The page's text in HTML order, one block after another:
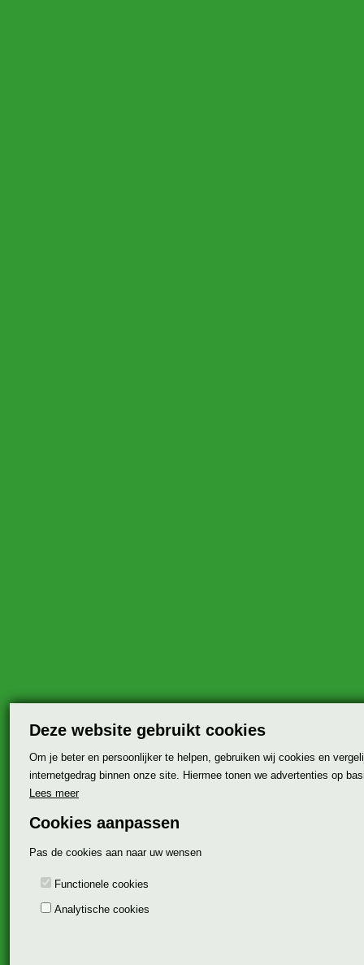
Deze website gebruikt cookies
Om je beter en persoonlijker te helpen, gebruiken wij cookies en
internetgedrag binnen onze site. Hiermee tonen we advertenties op
Lees meer
Cookies aanpassen
Pas de cookies aan naar uw wensen
Functionele cookies
Analytische cookies